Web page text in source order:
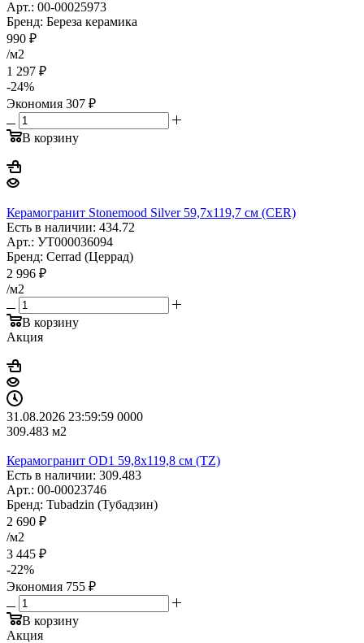
Арт.: 00-00025973
Бренд: Береза керамика
990 ₽
/м2
1 297 ₽
-24%
Экономия 307 ₽
В корзину
Керамогранит Stonemood Silver 59,7x119,7 см (CER)
Есть в наличии: 434.72
Арт.: УТ000036094
Бренд: Cerrad (Церрад)
2 996 ₽
/м2
В корзину
Акция
31.08.2026 23:59:59 0000
309.483 м2
Керамогранит OD1 59,8x119,8 см (TZ)
Есть в наличии: 309.483
Арт.: 00-00023746
Бренд: Tubadzin (Тубадзин)
2 690 ₽
/м2
3 445 ₽
-22%
Экономия 755 ₽
В корзину
Акция